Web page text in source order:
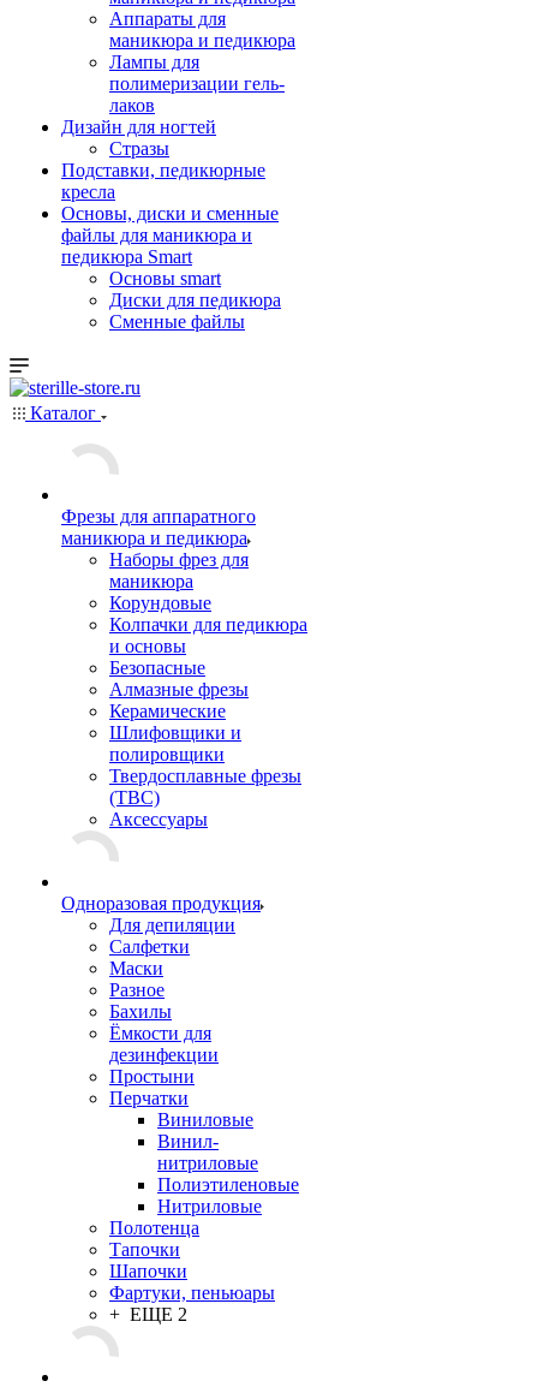
Аппараты для
маникюра и педикюра
Лампы для
полимеризации гель-
лаков
Дизайн для ногтей
Стразы
Подставки, педикюрные
кресла
Основы, диски и сменные
файлы для маникюра и
педикюра Smart
Основы smart
Диски для педикюра
Сменные файлы
Каталог
Фрезы для аппаратного
маникюра и педикюра
Наборы фрез для
маникюра
Корундовые
Колпачки для педикюра
и основы
Безопасные
Алмазные фрезы
Керамические
Шлифовщики и
полировщики
Твердосплавные фрезы
(ТВС)
Аксессуары
Одноразовая продукция
Для депиляции
Салфетки
Маски
Разное
Бахилы
Ёмкости для
дезинфекции
Простыни
Перчатки
Виниловые
Винил-
нитриловые
Полиэтиленовые
Нитриловые
Полотенца
Тапочки
Шапочки
Фартуки, пеньюары
+ ЕЩЕ 2